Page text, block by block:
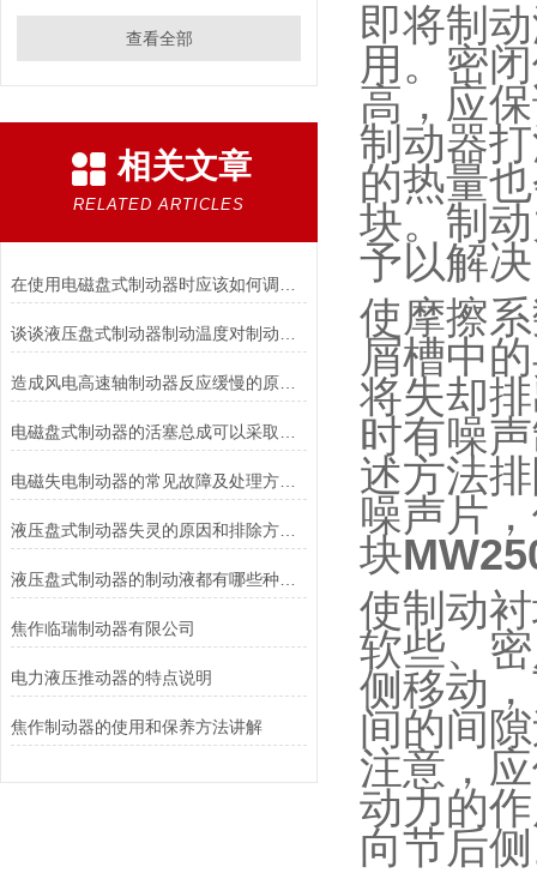
查看全部
相关文章
RELATED ARTICLES
造成风电高速轴制动器反应缓慢的原因有哪些？
电磁失电制动器的常见故障及处理方法讲解
液压盘式制动器失灵的原因和排除方法介绍
液压盘式制动器的制动液都有哪些种类？
焦作临瑞制动器有限公司
电力液压推动器的特点说明
焦作制动器的使用和保养方法讲解
即将制
用。密
高，应
制动器
的热量
块。制
予以解
使摩擦
屑槽中
将失却
时有噪
述方法
噪声片
块
使制动
软些、
侧移动
间的间
注意，
动力的
向节后